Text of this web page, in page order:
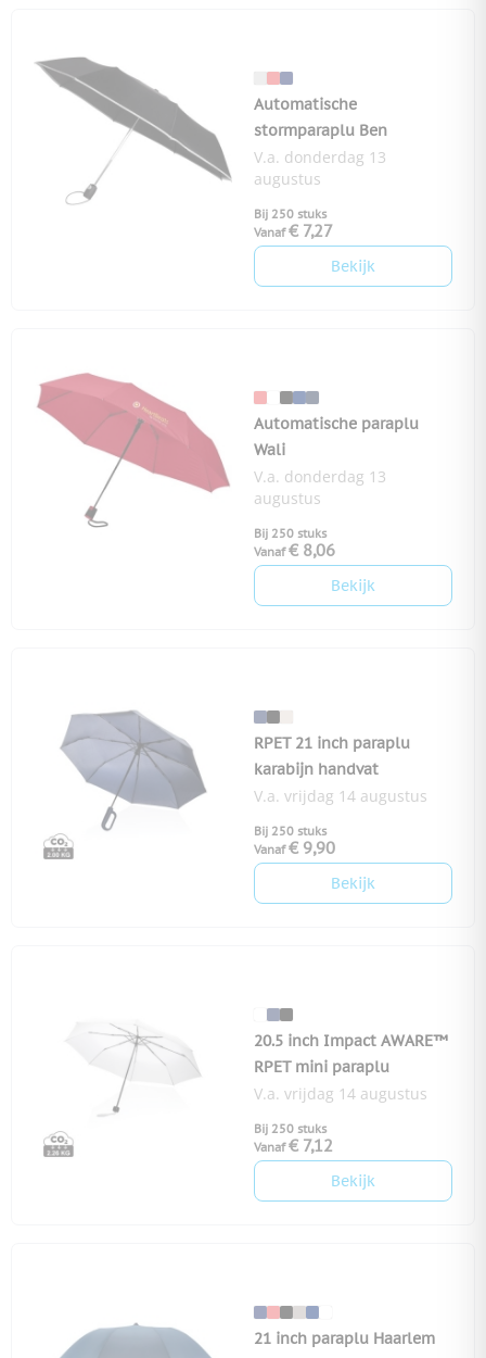
Automatische
stormparaplu Ben
V.a. donderdag 13
augustus
Bij 250 stuks
Vanaf € 7,27
Bekijk
Automatische paraplu
Wali
V.a. donderdag 13
augustus
Bij 250 stuks
Vanaf € 8,06
Bekijk
RPET 21 inch paraplu
karabijn handvat
V.a. vrijdag 14 augustus
Bij 250 stuks
Vanaf € 9,90
Bekijk
20.5 inch Impact AWARE™
RPET mini paraplu
V.a. vrijdag 14 augustus
Bij 250 stuks
Vanaf € 7,12
Bekijk
21 inch paraplu Haarlem